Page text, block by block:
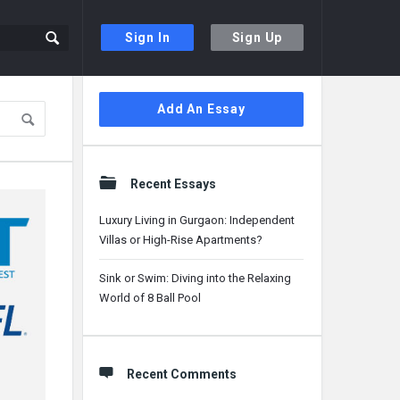
Sign In Sign Up
Sidebar
Add An Essay
Recent Essays
Luxury Living in Gurgaon: Independent
Villas or High-Rise Apartments?
Sink or Swim: Diving into the Relaxing
World of 8 Ball Pool
Recent Comments